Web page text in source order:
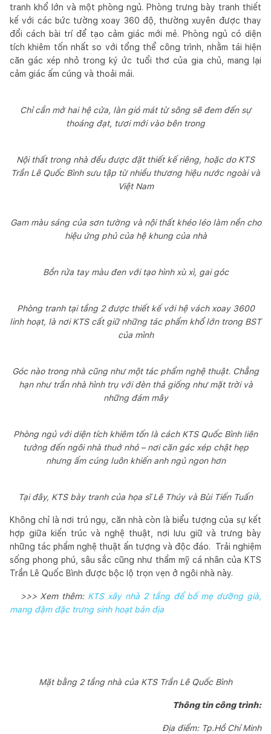
tranh khổ lớn và một phòng ngủ. Phòng trưng bày tranh thiết
kế với các bức tường xoay 360 độ, thường xuyên được thay
đổi cách bài trí để tạo cảm giác mới mẻ. Phòng ngủ có diện
tích khiêm tốn nhất so với tổng thể công trình, nhằm tái hiện
căn gác xép nhỏ trong ký ức tuổi thơ của gia chủ, mang lại
cảm giác ấm cúng và thoải mái.
Chỉ cần mở hai hệ cửa, làn gió mát từ sông sẽ đem đến sự
thoáng đạt, tươi mới vào bên trong
Nội thất trong nhà đều được đặt thiết kế riêng, hoặc do KTS
Trần Lê Quốc Bình sưu tập từ nhiều thương hiệu nước ngoài và
Việt Nam
Gam màu sáng của sơn tường và nội thất khéo léo làm nền cho
hiệu ứng phủ của hệ khung của nhà
Bồn rửa tay màu đen với tạo hình xù xì, gai góc
Phòng tranh tại tầng 2 được thiết kế với hệ vách xoay 3600
linh hoạt, là nơi KTS cất giữ những tác phẩm khổ lớn trong BST
của mình
Góc nào trong nhà cũng như một tác phẩm nghệ thuật. Chẳng
hạn như trần nhà hình trụ với đèn thả giống như mặt trời và
những đám mây
Phòng ngủ với diện tích khiêm tốn là cách KTS Quốc Bình liên
tưởng đến ngôi nhà thuở nhỏ – nơi căn gác xép chật hẹp
nhưng ấm cúng luôn khiến anh ngủ ngon hơn
Tại đây, KTS bày tranh của họa sĩ Lê Thúy và Bùi Tiến Tuấn
Không chỉ là nơi trú ngụ, căn nhà còn là biểu tượng của sự kết
hợp giữa kiến trúc và nghệ thuật, nơi lưu giữ và trưng bày
những tác phẩm nghệ thuật ấn tượng và độc đáo. Trải nghiệm
sống phong phú, sâu sắc cũng như thẩm mỹ cá nhân của KTS
Trần Lê Quốc Bình được bộc lộ trọn vẹn ở ngôi nhà này.
>>> Xem thêm: KTS xây nhà 2 tầng để bố mẹ dưỡng già,
mang đậm đặc trưng sinh hoạt bản địa
Mặt bằng 2 tầng nhà của KTS Trần Lê Quốc Bình
Thông tin công trình:
Địa điểm: Tp.Hồ Chí Minh